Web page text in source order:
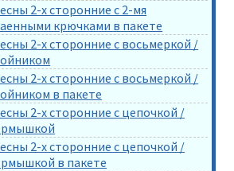
2-х сторонние с 2-мя
крючками в пакете
2-х сторонние с восьмеркой /
2-х сторонние с восьмеркой /
в пакете
2-х сторонние с цепочкой /
2-х сторонние с цепочкой /
в пакете